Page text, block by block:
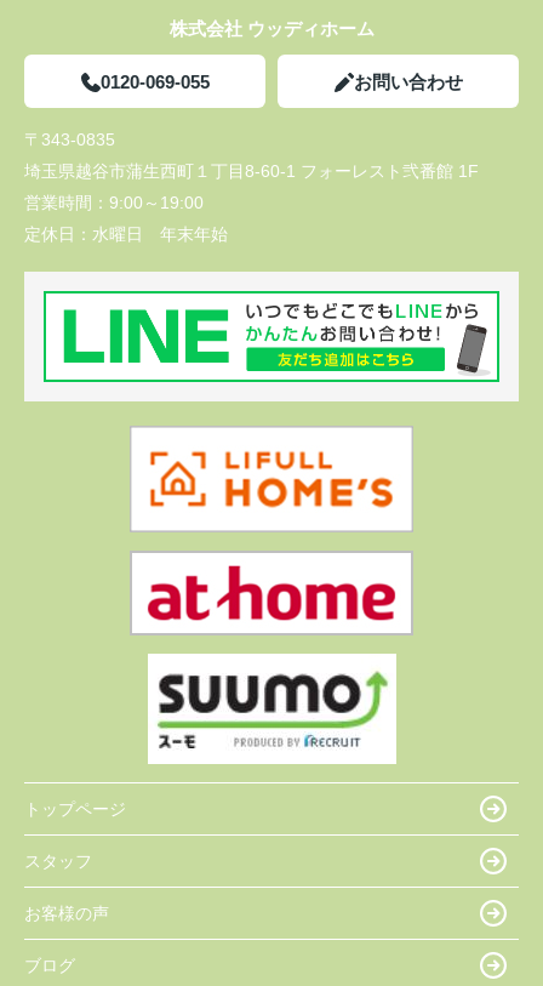
株式会社 ウッディホーム
0120-069-055 お問い合わせ
〒343-0835
埼玉県越谷市蒲生西町１丁目8-60-1 フォーレスト弐番館 1F
営業時間： 9:00～19:00
定休日： 水曜日 年末年始
トップページ
スタッフ
お客様の声
ブログ